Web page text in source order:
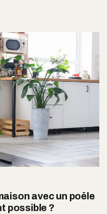
avec un poêle
possible ?